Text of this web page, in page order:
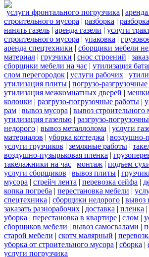
услуги фронтального погрузчика |
строительного мусора | разборка |
нанять газель | аренда газели | услуги
строительного мусора | упаковка |
аренда спецтехники | сборщики мебели
материал | грузчики | снос строений |
сборщики мебели на час | утилизация
слом перегородок | услуги рабочих |
утилизация плиты | погрузо-
утилизация межкомнатных дверей |
колонки | разгрузо-погрузочные работы |
рам | вывоз мусора | вывоз строительного
утилизация газелью | разгрузо-
недорого | вывоз металлолома | услуги
материалов | уборка коттеджа | воздушно-
услуги грузчиков | земляные работы |
воздушно-пузырьковая пленка |
такелажники на час | монтаж | подъем
услуги сборщиков | вывоз плиты |
мусора | стрейч лента | перевозка сейфа |
копка погреба | перестановка мебели |
спецтехника | сборщики недорого | вывоз
заказать разнорабочих | доставка | пленка |
уборка | перестановка в квартире | слом |
сборщиков мебели | вывоз самосвалами |
старой мебели | скотч малярный |
уборка от строительного мусора | сборка |
услуги погрузчика